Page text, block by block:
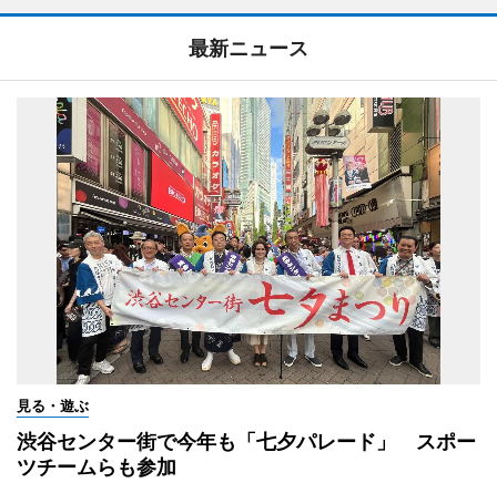
最新ニュース
見る・遊ぶ
渋谷センター街で今年も「七夕パレード」 スポー
ツチームらも参加